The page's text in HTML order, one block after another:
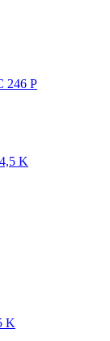
246 P
K